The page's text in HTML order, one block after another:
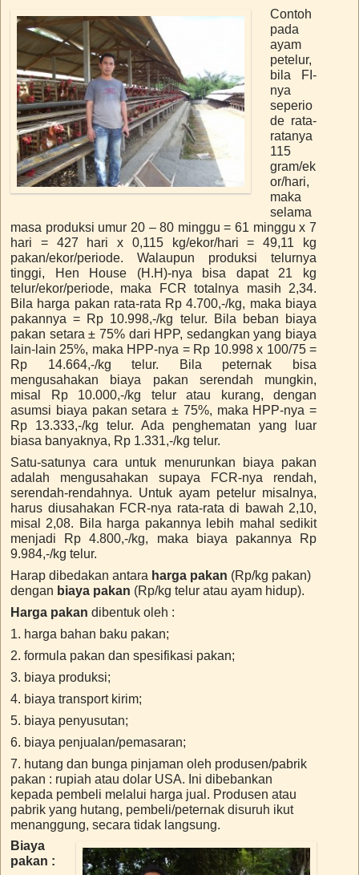
Contoh
pada
ayam
petelur,
bila FI-
nya
seperio
de rata-
ratanya
115
gram/ek
or/hari,
maka
selama
masa produksi umur 20 – 80 minggu = 61 minggu x 7
hari = 427 hari x 0,115 kg/ekor/hari = 49,11 kg
pakan/ekor/periode. Walaupun produksi telurnya
tinggi, Hen House (H.H)-nya bisa dapat 21 kg
telur/ekor/periode, maka FCR totalnya masih 2,34.
Bila harga pakan rata-rata Rp 4.700,-/kg, maka biaya
pakannya = Rp 10.998,-/kg telur. Bila beban biaya
pakan setara ± 75% dari HPP, sedangkan yang biaya
lain-lain 25%, maka HPP-nya = Rp 10.998 x 100/75 =
Rp 14.664,-/kg telur. Bila peternak bisa
mengusahakan biaya pakan serendah mungkin,
misal Rp 10.000,-/kg telur atau kurang, dengan
asumsi biaya pakan setara ± 75%, maka HPP-nya =
Rp 13.333,-/kg telur. Ada penghematan yang luar
biasa banyaknya, Rp 1.331,-/kg telur.
Satu-satunya cara untuk menurunkan biaya pakan
adalah mengusahakan supaya FCR-nya rendah,
serendah-rendahnya. Untuk ayam petelur misalnya,
harus diusahakan FCR-nya rata-rata di bawah 2,10,
misal 2,08. Bila harga pakannya lebih mahal sedikit
menjadi Rp 4.800,-/kg, maka biaya pakannya Rp
9.984,-/kg telur.
Harap dibedakan antara harga pakan (Rp/kg pakan)
dengan biaya pakan (Rp/kg telur atau ayam hidup).
Harga pakan dibentuk oleh :
1. harga bahan baku pakan;
2. formula pakan dan spesifikasi pakan;
3. biaya produksi;
4. biaya transport kirim;
5. biaya penyusutan;
6. biaya penjualan/pemasaran;
7. hutang dan bunga pinjaman oleh produsen/pabrik
pakan : rupiah atau dolar USA. Ini dibebankan
kepada pembeli melalui harga jual. Produsen atau
pabrik yang hutang, pembeli/peternak disuruh ikut
menanggung, secara tidak langsung.
Biaya
pakan :